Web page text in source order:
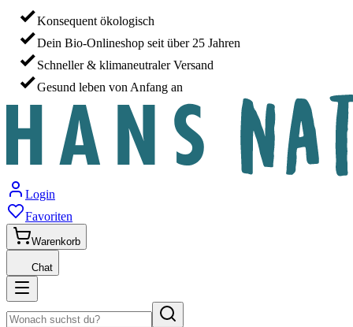
Konsequent ökologisch
Dein Bio-Onlineshop seit über 25 Jahren
Schneller & klimaneutraler Versand
Gesund leben von Anfang an
Login
Favoriten
Warenkorb
Chat